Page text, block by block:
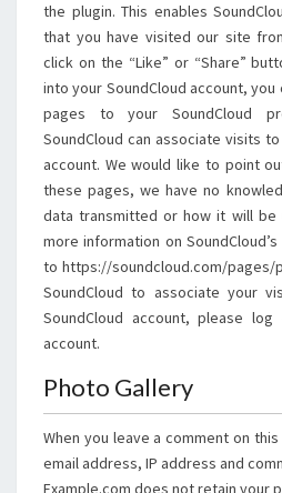
the plugin. This enables
that you have visited our site
click on the “Like” or “Share”
into your SoundCloud account,
pages to your SoundCloud
SoundCloud can associate visits
account. We would like to point
these pages, we have no
data transmitted or how it will be
more information on
to https://soundcloud.com/pages/
SoundCloud to associate your
SoundCloud account, please
account.
Photo Gallery
When you leave a comment on
email address, IP address and
Example.com does not retain your